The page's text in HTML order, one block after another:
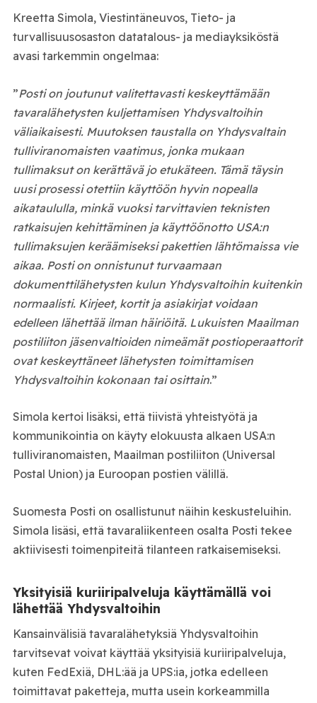
Kreetta Simola, Viestintäneuvos, Tieto- ja
turvallisuusosaston datatalous- ja mediayksiköstä
avasi tarkemmin ongelmaa:
”Posti on joutunut valitettavasti keskeyttämään
tavaralähetysten kuljettamisen Yhdysvaltoihin
väliaikaisesti. Muutoksen taustalla on Yhdysvaltain
tulliviranomaisten vaatimus, jonka mukaan
tullimaksut on kerättävä jo etukäteen. Tämä täysin
uusi prosessi otettiin käyttöön hyvin nopealla
aikataululla, minkä vuoksi tarvittavien teknisten
ratkaisujen kehittäminen ja käyttöönotto USA:n
tullimaksujen keräämiseksi pakettien lähtömaissa vie
aikaa. Posti on onnistunut turvaamaan
dokumenttilähetysten kulun Yhdysvaltoihin kuitenkin
normaalisti. Kirjeet, kortit ja asiakirjat voidaan
edelleen lähettää ilman häiriöitä. Lukuisten Maailman
postiliiton jäsenvaltioiden nimeämät postioperaattorit
ovat keskeyttäneet lähetysten toimittamisen
Yhdysvaltoihin kokonaan tai osittain.”
Simola kertoi lisäksi, että tiivistä yhteistyötä ja
kommunikointia on käyty elokuusta alkaen USA:n
tulliviranomaisten, Maailman postiliiton (Universal
Postal Union) ja Euroopan postien välillä.
Suomesta Posti on osallistunut näihin keskusteluihin.
Simola lisäsi, että tavaraliikenteen osalta Posti tekee
aktiivisesti toimenpiteitä tilanteen ratkaisemiseksi.
Yksityisiä kuriiripalveluja käyttämällä voi
lähettää Yhdysvaltoihin
Kansainvälisiä tavaralähetyksiä Yhdysvaltoihin
tarvitsevat voivat käyttää yksityisiä kuriiripalveluja,
kuten FedExiä, DHL:ää ja UPS:ia, jotka edelleen
toimittavat paketteja, mutta usein korkeammilla